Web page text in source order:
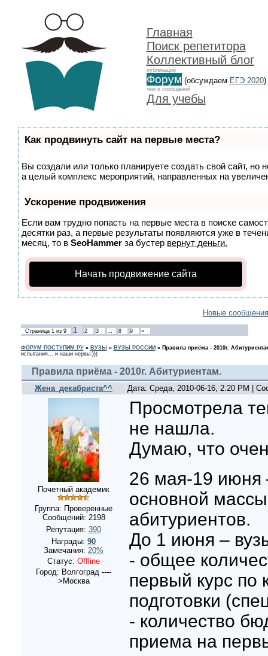
Главная
Поиск репетитора
Коллективный блог
публикаций
Форум (обсуждаем ЕГЭ 2020)
тем и сообщений
Для учебы
Как продвинуть сайт на первые места?
Вы создали или только планируете создать свой сайт, но
а целый комплекс мероприятий, направленных на
Ускорение продвижения
Если вам трудно попасть на первые места в поиске
десятки раз, а первые результаты появляются уже в
месяц, то в SeoHammer за бустер вернут деньги.
Начать продвижение сайта
Новые сообщения
Страница 1из 9 1 2 3 … 8 9 »
ФОРУМ ПОСТУПИМ.РУ» ВУЗЫ » ВУЗЫ РОССИИ » Правила приёма - 2010г.
испытания... и наши нервы:)))
Правила приёма - 2010г. Абитуриентам.
Жена_декабриста^^ Дата: Среда, 2010-06-16, 2:20 PM |
Почетный академик
Группа: Проверенные
Сообщений: 2198
Репутация: 390
Награды: 90
Замечания: 20%
Статус: Offline
Город: Волгоград ----
>Москва
Просмотрела
не нашла.
Думаю, что
26 мая-19 июня
основной
абитуриентов.
До 1 июня –
- общее
первый курс
подготовки
- количество
приема на